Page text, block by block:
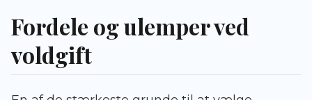
Fordele og ulemper ved
voldgift